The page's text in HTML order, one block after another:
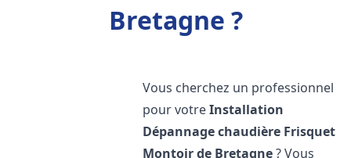
Bretagne ?
Vous cherchez un professionnel
pour votreInstallation
Dépannage chaudière Frisquet
Montoir de Bretagne? Vous